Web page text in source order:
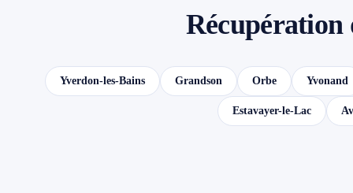
Récupération
Yverdon-les-Bains Grandson Orbe Yvonand
Estavayer-le-Lac